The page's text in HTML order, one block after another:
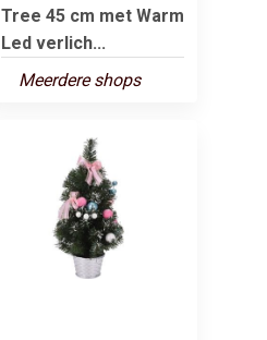
Tree 45 cm met Warm
Led verlich...
Meerdere shops